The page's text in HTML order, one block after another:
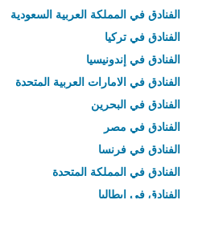
الفنادق في المملكة العربية السعودية
الفنادق في تركيا
الفنادق في إندونيسيا
الفنادق في الامارات العربية المتحدة
الفنادق في البحرين
الفنادق في مصر
الفنادق في فرنسا
الفنادق في المملكة المتحدة
الفنادق في إيطاليا